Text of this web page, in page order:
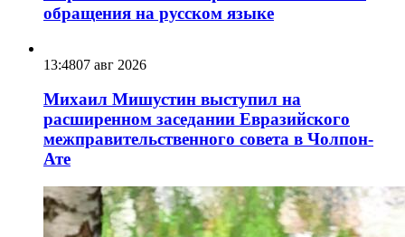
обращения на русском языке
13:4807 авг 2026
Михаил Мишустин выступил на
расширенном заседании Евразийского
межправительственного совета в Чолпон-
Ате